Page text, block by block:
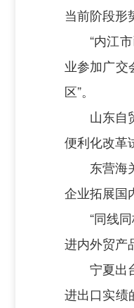
当前阶段形
“内江
业参加广交
区”。
山东自
便利化改革
东营海
企业拓展国
“同线
进内外贸产
宁夏出
进出口实绩